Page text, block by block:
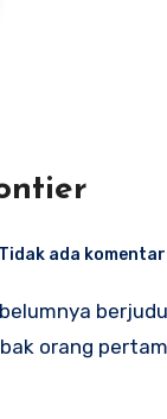
Tidak ada komentar
orang